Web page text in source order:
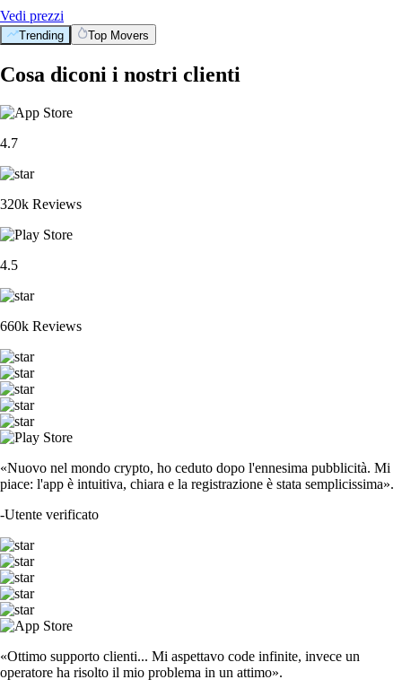
Vedi prezzi
Trending Top Movers
BTC 56,215.90
ETH$
$
ADA
SOL$64.96+